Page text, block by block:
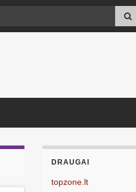
DRAUGAI
topzone.lt